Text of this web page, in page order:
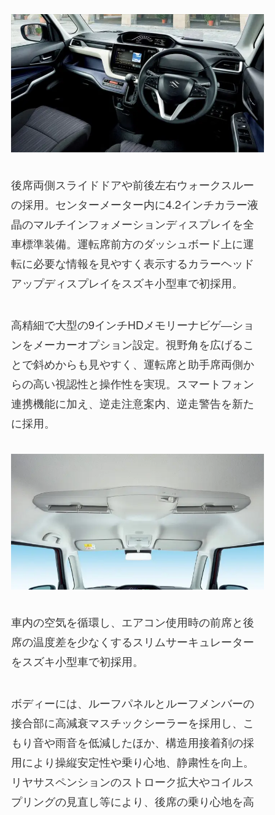
後席両側スライドドアや前後左右ウォークスルー
の採用。センターメーター内に4.2インチカラー液
晶のマルチインフォメーションディスプレイを全
車標準装備。運転席前方のダッシュボード上に運
転に必要な情報を見やすく表示するカラーヘッド
アップディスプレイをスズキ小型車で初採用。
高精細で大型の9インチHDメモリーナビゲ―ショ
ンをメーカーオプション設定。視野角を広げるこ
とで斜めからも見やすく、運転席と助手席両側か
らの高い視認性と操作性を実現。スマートフォン
連携機能に加え、逆走注意案内、逆走警告を新た
に採用。
車内の空気を循環し、エアコン使用時の前席と後
席の温度差を少なくするスリムサーキュレーター
をスズキ小型車で初採用。
ボディーには、ルーフパネルとルーフメンバーの
接合部に高減衰マスチックシーラーを採用し、こ
もり音や雨音を低減したほか、構造用接着剤の採
用により操縦安定性や乗り心地、静粛性を向上。
リヤサスペンションのストローク拡大やコイルス
プリングの見直し等により、後席の乗り心地を高